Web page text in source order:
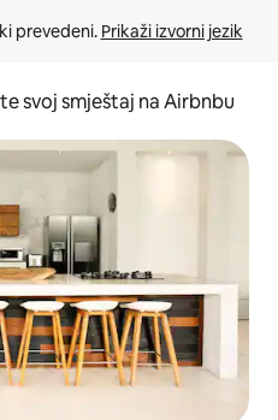
prevedeni. Prikaži izvorni jezik
svoj smještaj na Airbnbu